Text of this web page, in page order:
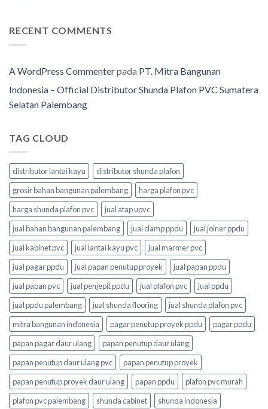
RECENT COMMENTS
A WordPress Commenterpada PT. Mitra Bangunan
Indonesia – Official Distributor Shunda Plafon PVC Sumatera
Selatan Palembang
TAG CLOUD
distributor lantai kayu
distributor shunda plafon
grosir bahan bangunan palembang
harga plafon pvc
harga shunda plafon pvc
jual atap upvc
jual bahan bangunan palembang
jual clamp ppdu
jual joiner ppdu
jual kabinet pvc
jual lantai kayu pvc
jual marmer pvc
jual pagar ppdu
jual papan penutup proyek
jual papan ppdu
jual papan pvc
jual penjepit ppdu jual plafon pvc
jual ppdu
jual ppdu palembang
jual shunda flooring
jual shunda plafon pvc
mitra bangunan indonesia
pagar penutup proyek ppdu
pagar ppdu
papan pagar daur ulang
papan penutup daur ulang
papan penutup daur ulang pvc
papan penutup proyek
papan penutup proyek daur ulang
papan ppdu
plafon pvc murah
plafon pvc palembang
shunda cabinet shunda indonesia